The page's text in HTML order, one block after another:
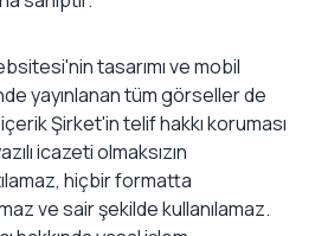
tasarımı ve mobil
yayınlanan tüm görseller de
Şirket'in telif hakkı koruması
icazeti olmaksızın
hiçbir formatta
ve sair şekilde kullanılamaz.